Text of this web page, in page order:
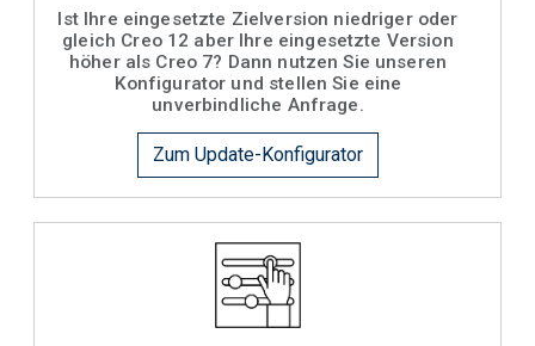
Ist Ihre eingesetzte Zielversion niedriger oder
gleich Creo 12 aber Ihre eingesetzte Version
höher als Creo 7? Dann nutzen Sie unseren
Konfigurator und stellen Sie eine
unverbindliche Anfrage.
Zum Update-Konfigurator